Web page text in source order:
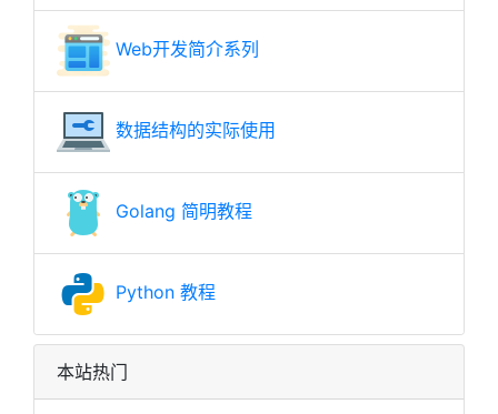
Web开发简介系列
数据结构的实际使用
Golang 简明教程
Python 教程
本站热门